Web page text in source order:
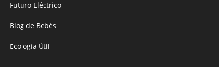
Futuro Eléctrico
Blog de Bebés
Ecología Útil